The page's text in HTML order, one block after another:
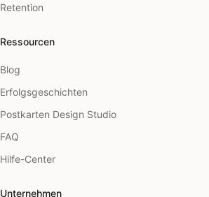
Retention
Ressourcen
Blog
Erfolgsgeschichten
Postkarten Design Studio
FAQ
Hilfe-Center
Unternehmen